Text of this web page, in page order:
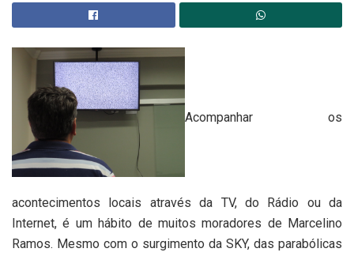
Acompanhar os
acontecimentos locais através da TV, do Rádio ou da
Internet, é um hábito de muitos moradores de Marcelino
Ramos. Mesmo com o surgimento da SKY, das parabólicas